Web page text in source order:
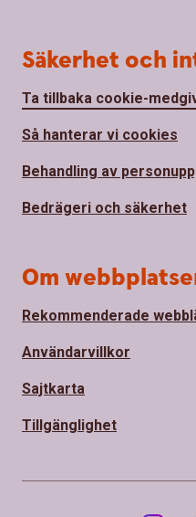
Säkerhet och
Ta tillbaka cookie-
Så hanterar vi cookies
Behandling av
Bedrägeri och säkerhet
Om
Rekommenderade
Användarvillkor
Sajtkarta
Tillgänglighet